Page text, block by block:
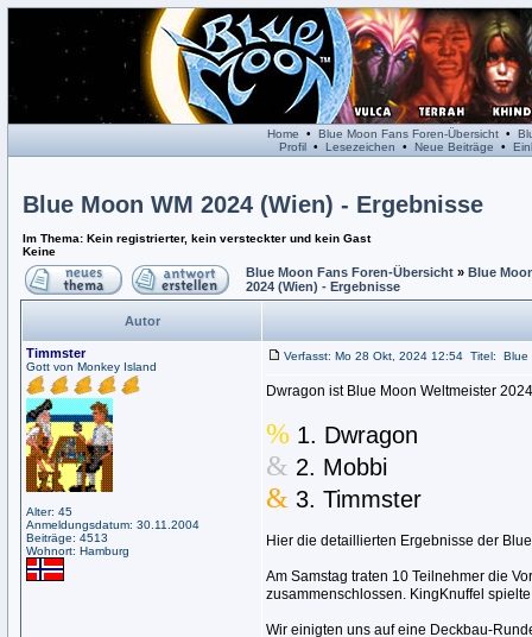
Home • Blue Moon Fans Foren-Übersicht•
Profil• Lesezeichen • Neue Beiträge •
Blue Moon WM 2024 (Wien) - Ergebnisse
Im Thema: Kein registrierter, kein versteckter und kein Gast
Keine
Blue Moon Fans Foren-Übersicht » Blue
2024 (Wien) - Ergebnisse
Autor
Timmster
Gott von Monkey Island
Alter: 45
Anmeldungsdatum: 30.11.2004
Beiträge: 4513
Wohnort: Hamburg
Verfasst: Mo 28 Okt, 2024 12:54 Titel: Blue
Dwragon ist Blue Moon Weltmeister
% 1. Dwragon
& 2. Mobbi
& 3. Timmster
Hier die detaillierten Ergebnisse der
Am Samstag traten 10 Teilnehmer die
zusammenschlossen. KingKnuffel
Wir einigten uns auf eine Deckbau-